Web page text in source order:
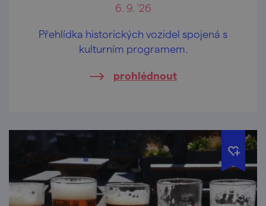
6. 9. '26
Přehlídka historických vozidel spojená s
kulturním programem.
prohlédnout